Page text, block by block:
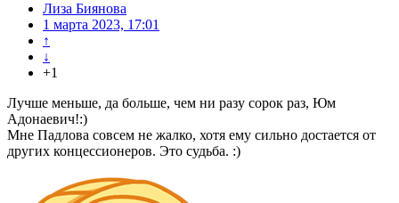
Лиза Биянова
1 марта 2023, 17:01
↑
↓
+1
Лучше меньше, да больше, чем ни разу сорок раз, Юм
Адонаевич!:)
Мне Падлова совсем не жалко, хотя ему сильно достается от
других концессионеров. Это судьба. :)